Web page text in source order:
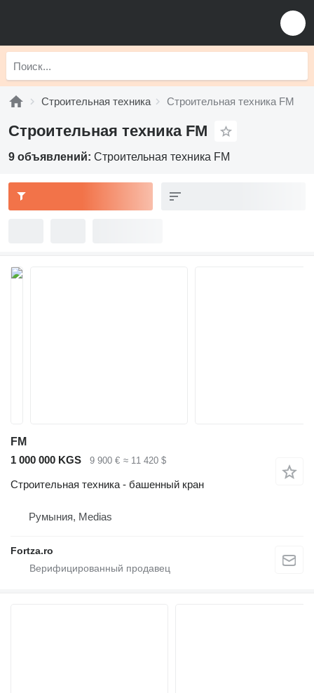
Строительная техника Строительная техника FM
Строительная техника FM
9 объявлений: Строительная техника FM
FM
1 000 000 KGS
9 900 € ≈ 11 420 $
Строительная техника - башенный кран
Румыния, Medias
Fortza.ro